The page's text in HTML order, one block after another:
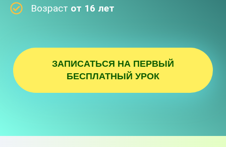
Возраст от 16 лет
ЗАПИСАТЬСЯ НА ПЕРВЫЙ
БЕСПЛАТНЫЙ УРОК